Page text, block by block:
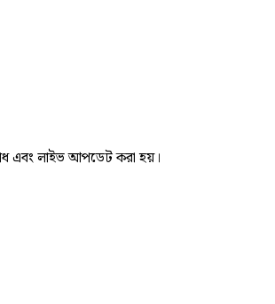
এবং লাইভ আপডেট করা হয়।